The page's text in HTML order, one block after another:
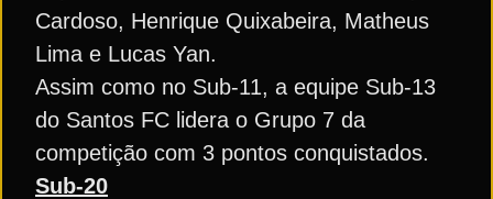
Cardoso, Henrique Quixabeira, Matheus
Lima e Lucas Yan.
Assim como no Sub-11, a equipe Sub-13
do Santos FC lidera o Grupo 7 da
competição com 3 pontos conquistados.
Sub-20